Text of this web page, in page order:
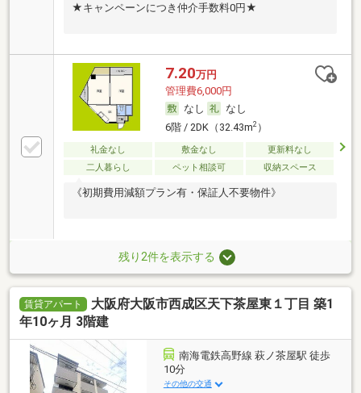
★キャンペーンにつき仲介手数料0円★
7.20万円
管理費6,000円
なし
なし
6階 / 2DK（32.43m2）
礼金なし 敷金なし
更新料なし
二人暮らし
ペット相談可 収納スペース
《初期費用減額プラン有・保証人不要物件》
残り2件を表示する
賃貸アパート
大阪府大阪市西成区天下茶屋東１丁目 築1
年10ヶ月 3階建
南海電鉄高野線 萩ノ茶屋駅 徒歩
10分
その他の交通